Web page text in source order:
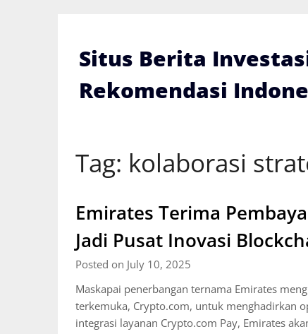
Situs Berita
Rekomendasi
Tag: kolaborasi
Emirates Terima
Jadi Pusat Inovasi
Posted on July 10, 2025
Maskapai penerbangan ternama Emirates
terkemuka, Crypto.com, untuk menghadirkan
integrasi layanan Crypto.com Pay, Emirates